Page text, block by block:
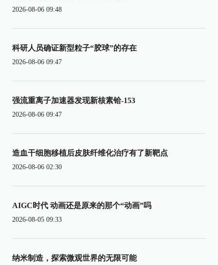
2026-08-06 09:48
科研人员确证新型粒子“胶球”的存在
2026-08-06 09:47
强流重离子加速器发现新核素铪-153
2026-08-06 09:47
造血干细胞移植后皮肤纤维化治疗有了新靶点
2026-08-06 02:30
AIGC时代 动画还是原来的那个“动画”吗
2026-08-05 09:33
纳米制造，探索微观世界的无限可能